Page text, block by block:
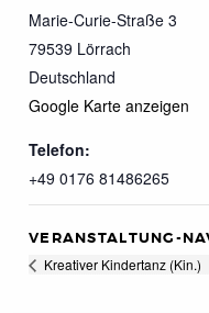
Marie-Curie-Straße 3
79539 Lörrach
Deutschland
Google Karte anzeigen
Telefon:
+49 0176 81486265
VERANSTALTUNG-
Kreativer Kindertanz (Kin.)